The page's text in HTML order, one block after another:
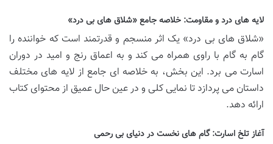
لایه های درد و مقاومت: خلاصه جامع «شلاق های بی درد»
«شلاق های بی درد» یک اثر منسجم و قدرتمند است که خواننده را
گام به گام با راوی همراه می کند و به اعماق رنج و امید در دوران
اسارت می برد. این بخش، به خلاصه ای جامع از لایه های مختلف
داستان می پردازد تا نمایی کلی و در عین حال عمیق از محتوای کتاب
ارائه دهد.
آغاز تلخ اسارت: گام های نخست در دنیای بی رحمی